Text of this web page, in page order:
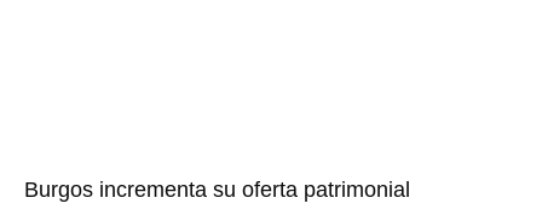
Burgos incrementa su oferta patrimonial